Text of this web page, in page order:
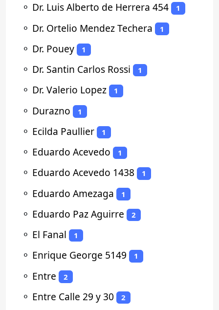
⚬ Dr. Luis Alberto de Herrera 454 1
⚬ Dr. Ortelio Mendez Techera 1
⚬ Dr. Pouey 1
⚬ Dr. Santin Carlos Rossi 1
⚬ Dr. Valerio Lopez 1
⚬ Durazno 1
⚬ Ecilda Paullier 1
⚬ Eduardo Acevedo 1
⚬ Eduardo Acevedo 1438 1
⚬ Eduardo Amezaga 1
⚬ Eduardo Paz Aguirre 2
⚬ El Fanal 1
⚬ Enrique George 5149 1
⚬ Entre 2
⚬ Entre Calle 29 y 30 2